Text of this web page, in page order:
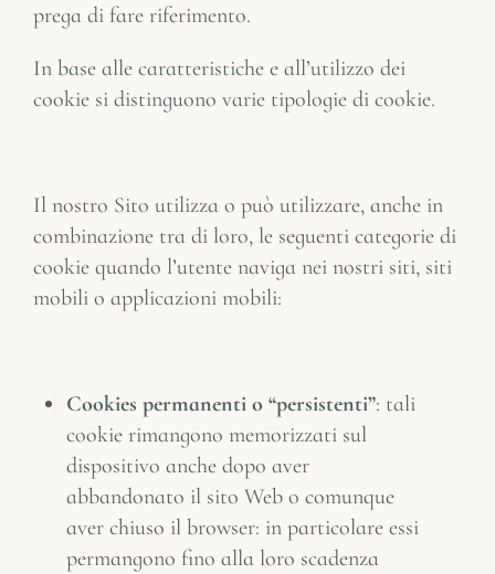
prega di fare riferimento.
In base alle caratteristiche e all’utilizzo dei
cookie si distinguono varie tipologie di cookie.
Il nostro Sito utilizza o può utilizzare, anche in
combinazione tra di loro, le seguenti categorie di
cookie quando l’utente naviga nei nostri siti, siti
mobili o applicazioni mobili:
Cookies permanenti o “persistenti”: tali
cookie rimangono memorizzati sul
dispositivo anche dopo aver
abbandonato il sito Web o comunque
aver chiuso il browser: in particolare essi
permangono fino alla loro scadenza